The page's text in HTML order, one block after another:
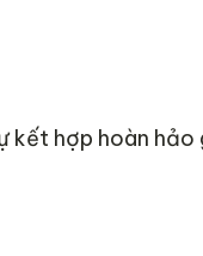
kết hợp hoàn